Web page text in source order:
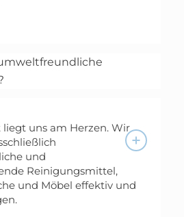
uns am Herzen. Wir
und
Reinigungsmittel,
und Möbel effektiv und